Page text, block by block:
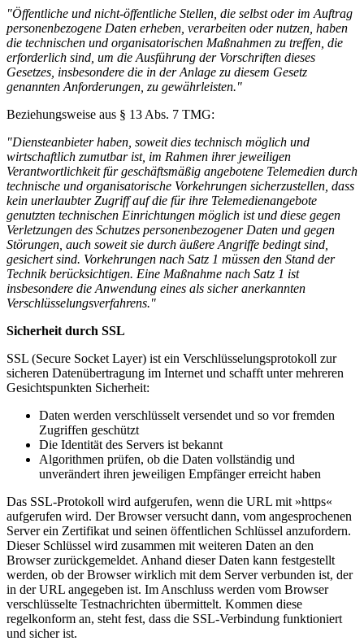
"Öffentliche und nicht-öffentliche Stellen, die selbst oder im Auftrag
personen­bezogene Daten erheben, verarbeiten oder nutzen, haben
die technischen und organisatorischen Maßnahmen zu treffen, die
erforderlich sind, um die Ausführung der Vorschriften dieses
Gesetzes, insbesondere die in der Anlage zu diesem Gesetz
genannten Anforderungen, zu gewährleisten."
Beziehungsweise aus § 13 Abs. 7 TMG:
"Diensteanbieter haben, soweit dies technisch möglich und
wirtschaftlich zumutbar ist, im Rahmen ihrer jeweiligen
Verantwortlichkeit für geschäftsmäßig angebotene Telemedien durch
technische und organisatorische Vorkehrungen sicherzustellen, dass
kein unerlaubter Zugriff auf die für ihre Telemedien­angebote
genutzten technischen Einrichtungen möglich ist und diese gegen
Verletzungen des Schutzes personen­bezogener Daten und gegen
Störungen, auch soweit sie durch äußere Angriffe bedingt sind,
gesichert sind. Vorkehrungen nach Satz 1 müssen den Stand der
Technik berücksichtigen. Eine Maßnahme nach Satz 1 ist
insbesondere die Anwendung eines als sicher anerkannten
Verschlüsselungsverfahrens."
Sicherheit durch SSL
SSL (Secure Socket Layer) ist ein Verschlüsselungsprotokoll zur
sicheren Datenübertragung im Internet und schafft unter mehreren
Gesichtspunkten Sicherheit:
Daten werden verschlüsselt versendet und so vor fremden
Zugriffen geschützt
Die Identität des Servers ist bekannt
Algorithmen prüfen, ob die Daten vollständig und
unverändert ihren jeweiligen Empfänger erreicht haben
Das SSL-Protokoll wird aufgerufen, wenn die URL mit »https«
aufgerufen wird. Der Browser versucht dann, vom angesprochenen
Server ein Zertifikat und seinen öffentlichen Schlüssel anzufordern.
Dieser Schlüssel wird zusammen mit weiteren Daten an den
Browser zurückgemeldet. Anhand dieser Daten kann festgestellt
werden, ob der Browser wirklich mit dem Server verbunden ist, der
in der URL angegeben ist. Im Anschluss werden vom Browser
verschlüsselte Testnachrichten übermittelt. Kommen diese
regelkonform an, steht fest, dass die SSL-Verbindung funktioniert
und sicher ist.